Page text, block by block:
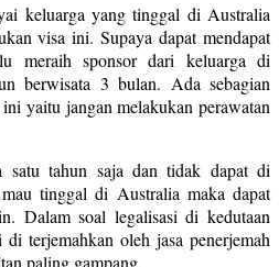
keluarga yang tinggal di Australia
visa ini. Supaya dapat mendapat
meraih sponsor dari keluarga di
berwisata 3 bulan. Ada sebagian
yaitu jangan melakukan perawatan
tahun saja dan tidak dapat di
tinggal di Australia maka dapat
Dalam soal legalisasi di kedutaan
terjemahkan oleh jasa penerjemah
paling gampang.